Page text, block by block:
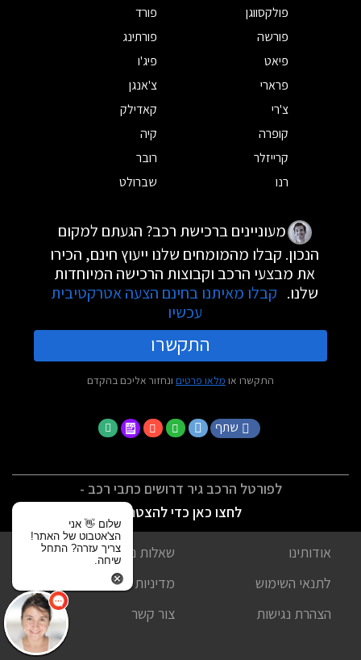
פולקסווגן
פורד
פורשה
פורתינג
פיאט
פיג'ו
פרארי
צ'אנגן
צ'רי
קאדילק
קופרה
קיה
קרייזלר
רובר
רנו
שברולט
מעוניינים ברכישת רכב? הגעתם למקום
הנכון. קבלו מהמומחים שלנו ייעוץ חינם, הכירו
את מבצעי הרכב וקבוצות הרכישה המיוחדות
שלנו. קבלו מאיתנו בחינם הצעה אטרקטיבית
עכשיו
התקשרו
התקשרו או מלאו פרטים ונחזור אליכם בהקדם
שתף
לפורטל הרכב גיר דרושים כתבי רכב -
לחצו כאן כדי להצטרף
אודותינו
שאלות נפוצות
לתנאי השימוש
מדיניות פרטיות
הצהרת נגישות
צור קשר
שלום 👋 אני
הצ'אטבוט של האתר!
צריך עזרה? התחל
שיחה.